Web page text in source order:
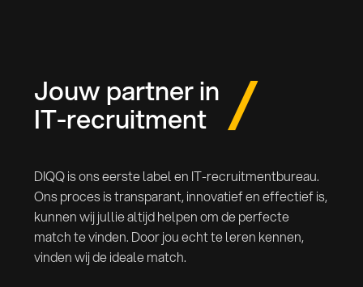
Jouw partner in
IT-recruitment
DIQQ is ons eerste label en IT-recruitmentbureau.
Ons proces is transparant, innovatief en effectief is,
kunnen wij jullie altijd helpen om de perfecte
match te vinden. Door jou echt te leren kennen,
vinden wij de ideale match.